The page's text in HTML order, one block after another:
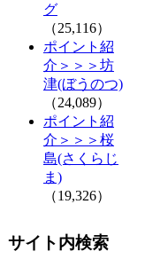
グ
（25,116）
ポイント紹
介＞＞＞坊
津(ぼうのつ)
（24,089）
ポイント紹
介＞＞＞桜
島(さくらじ
ま)
（19,326）
サイト内検索